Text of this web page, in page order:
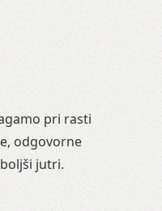
pri rasti
odgovorne
jutri.